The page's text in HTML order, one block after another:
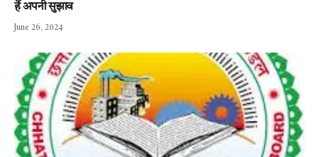
हैं अपनी सुझाव
June 26, 2024